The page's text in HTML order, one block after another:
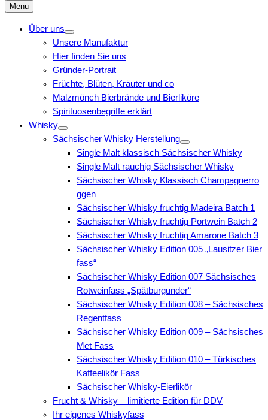
nach:
Menu
Über uns
Unsere Manufaktur
Hier finden Sie uns
Gründer-Portrait
Früchte, Blüten, Kräuter und co
Malzmönch Bierbrände und Bierliköre
Spirituosenbegriffe erklärt
Whisky
Sächsischer Whisky Herstellung
Single Malt klassisch Sächsischer Whisky
Single Malt rauchig Sächsischer Whisky
Sächsischer Whisky Klassisch Champagnerro
ggen
Sächsischer Whisky fruchtig Madeira Batch 1
Sächsischer Whisky fruchtig Portwein Batch 2
Sächsischer Whisky fruchtig Amarone Batch 3
Sächsischer Whisky Edition 005 „Lausitzer Bier
fass“
Sächsischer Whisky Edition 007 Sächsisches
Rotweinfass „Spätburgunder“
Sächsischer Whisky Edition 008 – Sächsisches
Regentfass
Sächsischer Whisky Edition 009 – Sächsisches
Met Fass
Sächsischer Whisky Edition 010 – Türkisches
Kaffeelikör Fass
Sächsischer Whisky-Eierlikör
Frucht & Whisky – limitierte Edition für DDV
Ihr eigenes Whiskyfass